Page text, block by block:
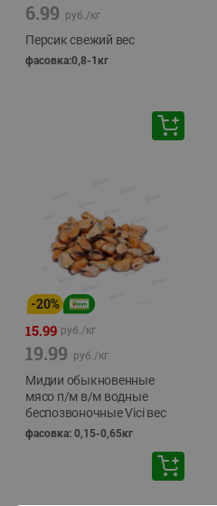
6.99 руб./кг
Персик свежий вес
фасовка:0,8-1кг
-20%
15.99 руб./кг
19.99 руб./кг
Мидии обыкновенные
мясо п/м в/м водные
беспозвоночные Vici вес
фасовка: 0,15-0,65кг